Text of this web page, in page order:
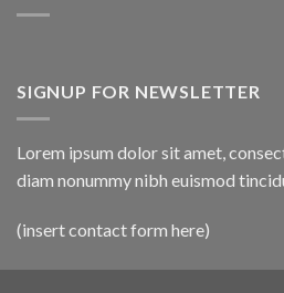
SIGNUP FOR NEWSLETTER
Lorem ipsum dolor sit amet,
diam nonummy nibh euismod
(insert contact form here)